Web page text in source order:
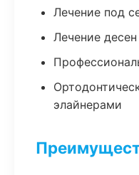
Лечение под
Лечение
элайнерами